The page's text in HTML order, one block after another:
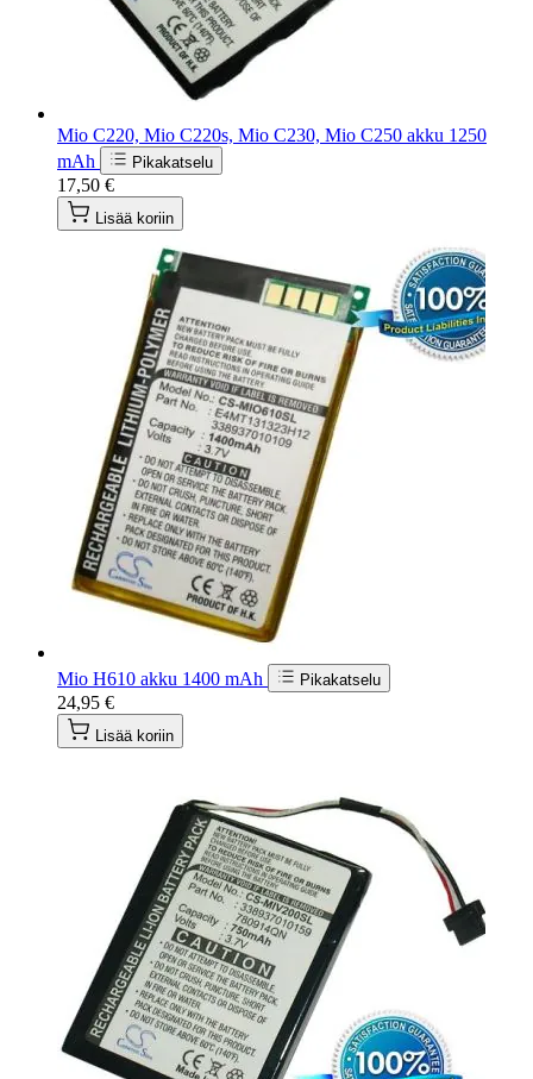
Mio C220, Mio C220s, Mio C230, Mio C250 akku 1250
mAh
Pikakatselu
17,50 €
Lisää koriin
Mio H610 akku 1400 mAh Pikakatselu
24,95 €
Lisää koriin